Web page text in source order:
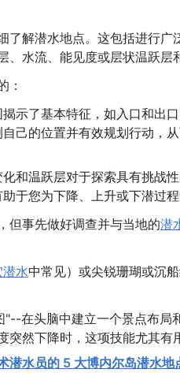
了解潜水地点。这包括进行
水流、能见度或层状温跃层
：
示了基本特征，如入口和出
己的位置并有效规划行动，
和温跃层对于探索具有挑战
于您为下降、上升或下潜过
但事先做好调查并与当地的潜
水中常见）或尖锐珊瑚或沉
在头脑中建立一个景点布局
然下降时，这项技能尤其有
潜水员的 5 大博内尔岛潜水地